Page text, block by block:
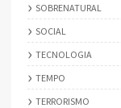
SOBRENATURAL
SOCIAL
TECNOLOGIA
TEMPO
TERRORISMO